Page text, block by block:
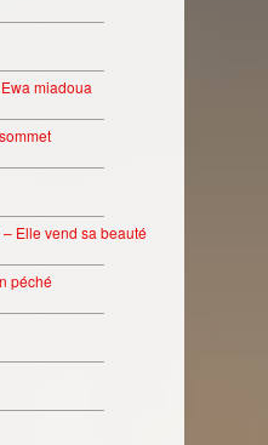
miadoua
– Elle vend sa beauté
péché